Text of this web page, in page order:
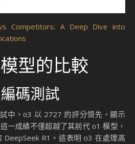
Competitors: A Deep Dive into
型的比較
碼測試
中，o3 以 2727 的評分領先，顯示
一成績不僅超越了其前代 o1 模型，
DeepSeek R1。這表明 o3 在處理高